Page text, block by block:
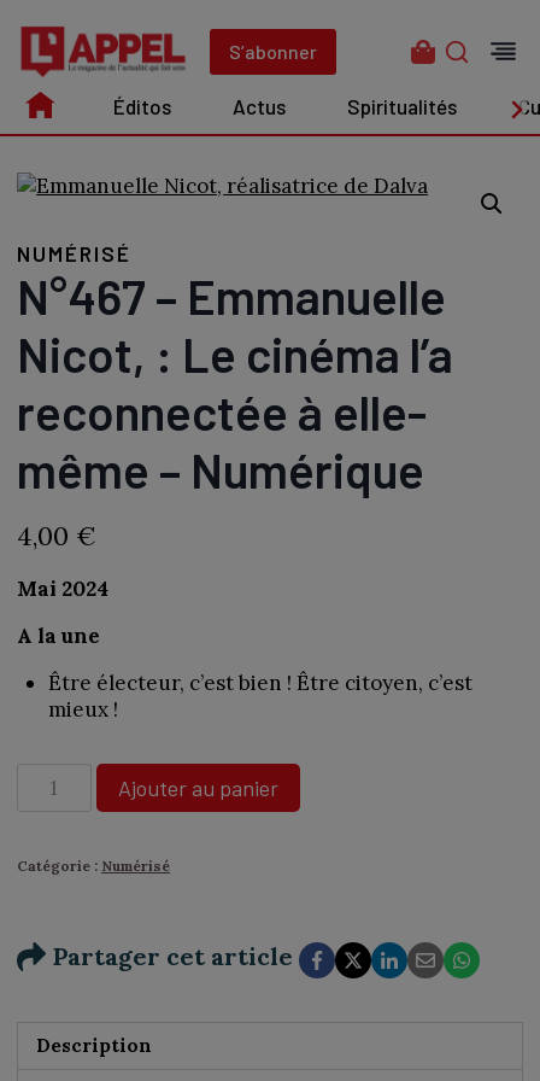
contenu
S’abonner
Édito Actus Spiritualités Culture
Éditos Actus Spiritualités
NUMÉRISÉ
N°467 – Emmanuelle
Nicot, : Le cinéma l’a
reconnectée à elle-
même – Numérique
4,00 €
Mai 2024
A la une
Être électeur, c’est bien ! Être citoyen, c’est
mieux !
quantité
-
Emmanuelle
Le
reconnectée
à
Ajouter au panier
Catégorie : Numérisé
Partager cet article
Description